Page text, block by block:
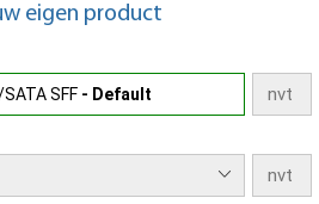
eigen product
SFF - Default